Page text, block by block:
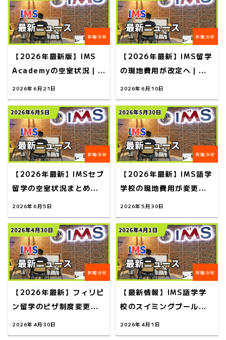
お知らせ
【2026年最新版】IMS
Academyの空室状況｜夏
休み留学を検討中の方は
早めの予約がおすすめ
2026年6月21日
お知らせ
【2026年最新】IMS留学
の現地費用が改定へ｜申
込タイミングで料金が変
わるので要注意！
2026年6月10日
お知らせ
【2026年最新】IMSセブ
留学の空室状況まとめ｜
夏休み留学はまだ間に合
う！
2026年6月5日
お知らせ
【2026年最新】IMS語学
学校の現地費用が変更｜
申込日で料金が変わるの
で注意！
2026年5月30日
お知らせ
【2026年最新】フィリピ
ン留学のビザ制度変更｜
SSRN発行が早期化＆手
続きに注意！
2026年4月30日
お知らせ
【最新情報】IMS語学学
校のスイミングプールが
ついにオープン！留学生
活がさらに充実
2026年4月1日